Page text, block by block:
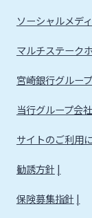
ソーシャルメデ
マルチステーク
宮崎銀行グルー
当行グループ会
サイトのご利用
勧誘方針
保険募集指針